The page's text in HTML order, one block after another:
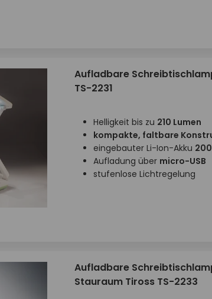
Aufladbare
TS-2231
Helligkeit bis zu 210 Lumen
kompakte, faltbare
eingebauter Li-Ion-Akku
Aufladung über micro-USB
stufenlose Lichtregelung
Aufladbare
Stauraum Tiross TS-2233